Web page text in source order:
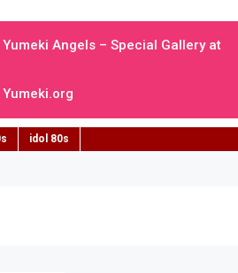
Yumeki Angels – Special Gallery at
Yumeki.org
idol 80s